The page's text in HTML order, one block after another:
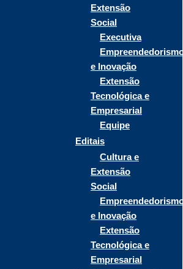
Extensão
Social
Executiva
Empreendedorismo
e Inovação
Extensão
Tecnológica e
Empresarial
Equipe
Editais
Cultura e
Extensão
Social
Empreendedorismo
e Inovação
Extensão
Tecnológica e
Empresarial